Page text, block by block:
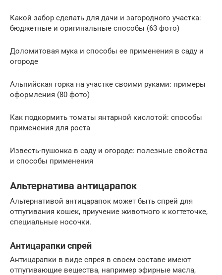
Какой забор сделать для дачи и загородного участка:
бюджетные и оригинальные способы (63 фото)
Доломитовая мука и способы ее применения в саду и
огороде
Альпийская горка на участке своими руками: примеры
оформления (80 фото)
Как подкормить томаты янтарной кислотой: способы
применения для роста
Известь-пушонка в саду и огороде: полезные свойства
и способы применения
Альтернатива антицарапок
Альтернативой антицарапок может быть спрей для
отпугивания кошек, приучение животного к когтеточке,
специальные носочки.
Антицарапки спрей
Антицарапки в виде спрея в своем составе имеют
отпугивающие вещества, например эфирные масла,